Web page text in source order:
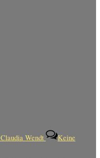
Claudia Wendt
Keine